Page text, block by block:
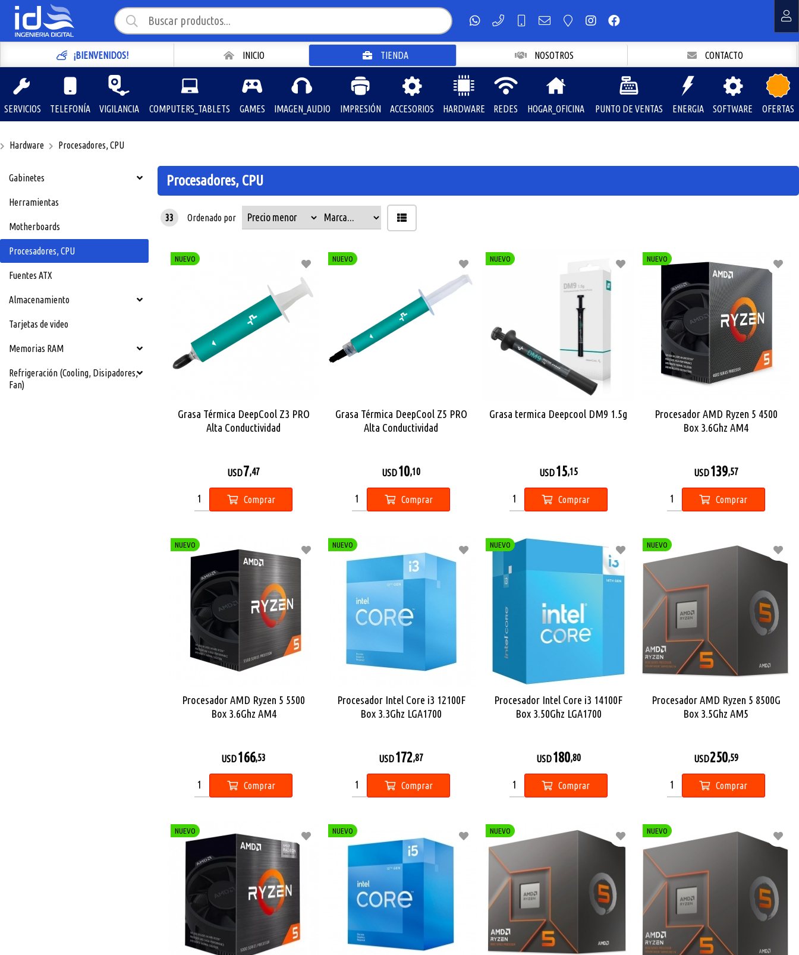
¡BIENVENIDOS! INICIO TIENDA NOSOTROS CONTACTO
SERVICIOS TELEFONÍA VIGILANCIA COMPUTERS_TABLETS GAMES IMAGEN_AUDIO IMPRESIÓN ACCESORIOS HARDWARE REDES HOGAR_OFICINA PUNTO DE VENTAS ENERGIA SOFTWARE OFERTAS
Hardware Procesadores, CPU
Gabinetes
Herramientas
Motherboards
Procesadores, CPU
Fuentes ATX
Almacenamiento
Tarjetas de video
Memorias RAM
Refrigeración (Cooling, Disipadores,
Fan)
Procesadores, CPU
33 Ordenado por
NUEVO
Grasa Térmica DeepCool Z3 PRO
Alta Conductividad
USD7,47
Comprar
NUEVO
Grasa Térmica DeepCool Z5 PRO
Alta Conductividad
USD10,10
Comprar
NUEVO
Grasa termica Deepcool DM9 1.5g
USD15,15
Comprar
NUEVO
Procesador AMD Ryzen 5 4500
Box 3.6Ghz AM4
USD139,57
Comprar
NUEVO
Procesador AMD Ryzen 5 5500
Box 3.6Ghz AM4
USD166,53
Comprar
NUEVO
Procesador Intel Core i3 12100F
Box 3.3Ghz LGA1700
USD172,87
Comprar
NUEVO
Procesador Intel Core i3 14100F
Box 3.50Ghz LGA1700
USD180,80
Comprar
NUEVO
Procesador AMD Ryzen 5 8500G
Box 3.5Ghz AM5
USD250,59
Comprar
NUEVO NUEVO NUEVO NUEVO